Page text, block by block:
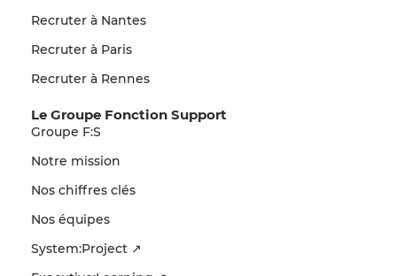
Recruter à Nantes
Recruter à Paris
Recruter à Rennes
Le Groupe Fonction Support
Groupe F:S
Notre mission
Nos chiffres clés
Nos équipes
System:Project ↗